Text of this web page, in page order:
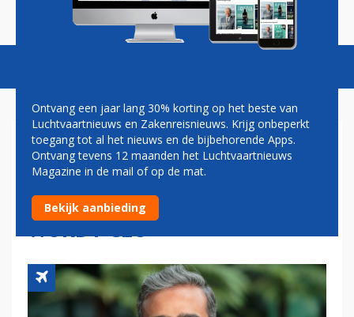
Magazine Podcasts Vacatures
AIR NEW ZEALAND HAALT
NIEUWE TOPMAN UIT EIGEN
GELEDEREN: DIGIBAAS
WORDT CEO
Ontvang een jaar lang 30% korting op het beste van
Luchtvaartnieuws en Zakenreisnieuws. Krijg onbeperkt
toegang tot al het nieuws en de bijbehorende Apps.
Ontvang tevens 12 maanden het Luchtvaartnieuws
Magazine in de mail of op de mat.
Bekijk aanbieding